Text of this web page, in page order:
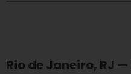
Rio de Janeiro, RJ —